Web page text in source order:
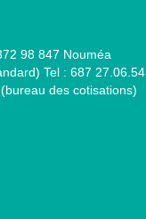
98 847 Nouméa
Tel : 687 27.06.54
des cotisations)